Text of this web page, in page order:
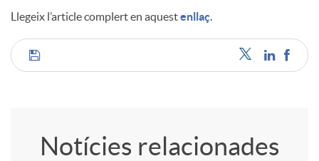
Llegeix l’article complert en aquestenllaç.
C
Notícies relacionades